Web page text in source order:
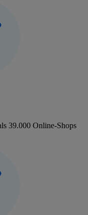
39.000 Online-Shops